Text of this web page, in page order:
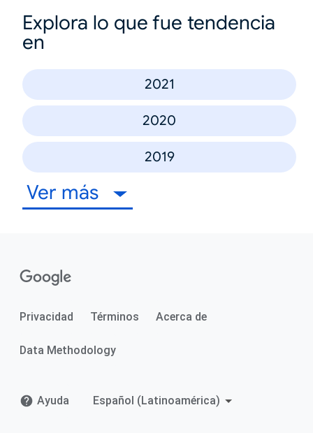
Explora lo que fue tendencia
en
2021
2020
2019
Ver más
Privacidad Términos Acerca de
Data Methodology
Ayuda